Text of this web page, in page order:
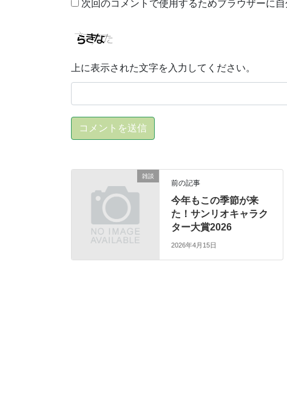
次回のコメントで使用するためブラウザーに
上に表示された文字を入力してください。
雑談
前の記事
今年もこの季節が来
た！サンリオキャラク
ター大賞2026
2026年4月15日